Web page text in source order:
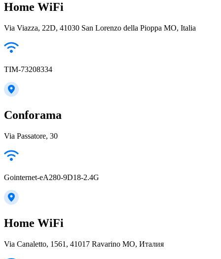
Home WiFi
Via Viazza, 22D, 41030 San Lorenzo della Pioppa MO, Italia
TIM-73208334
Conforama
Via Passatore, 30
Gointernet-eA280-9D18-2.4G
Home WiFi
Via Canaletto, 1561, 41017 Ravarino MO, Италия